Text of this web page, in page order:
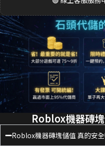
Roblox機器磚
Roblox機器磚塊儲值 真的安全